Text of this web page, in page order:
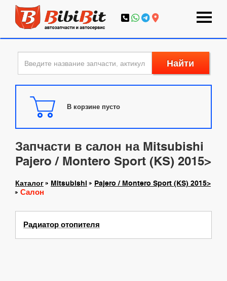
Найти
В корзине пусто
Запчасти в салон на Mitsubishi
Pajero / Montero Sport (KS) 2015>
Каталог Mitsubishi Pajero / Montero Sport (KS) 2015>
Салон
Радиатор отопителя